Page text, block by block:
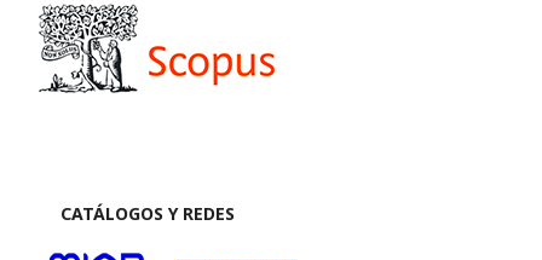
CATÁLOGOS Y REDES